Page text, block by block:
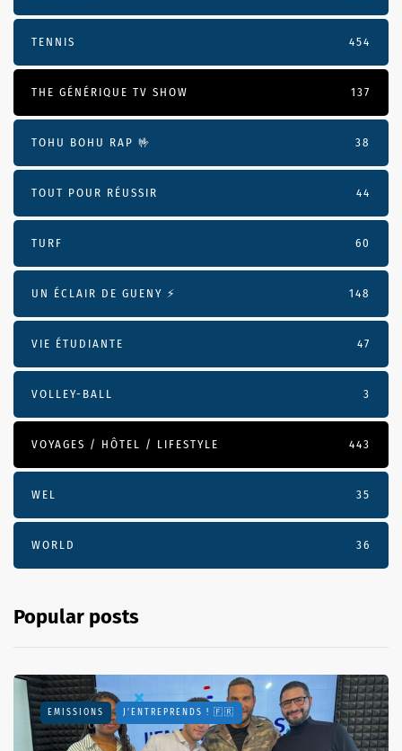
TENNIS 454
THE GÉNÉRIQUE TV SHOW 137
TOHU BOHU RAP 🤟 38
TOUT POUR RÉUSSIR 44
TURF 60
UN ÉCLAIR DE GUENY ⚡️ 148
VIE ÉTUDIANTE 47
VOLLEY-BALL 3
VOYAGES / HÔTEL / LIFESTYLE 443
WEL 35
WORLD 36
Popular posts
EMISSIONS J'ENTREPRENDS ! 🇫🇷